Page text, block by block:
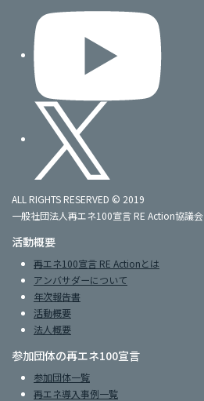
ALL RIGHTS RESERVED © 2019
一般社団法人再エネ100宣言 RE Action協議会
活動概要
再エネ100宣言 RE Actionとは
アンバサダーについて
年次報告書
活動概要
法人概要
参加団体の再エネ100宣言
参加団体一覧
再エネ導入事例一覧